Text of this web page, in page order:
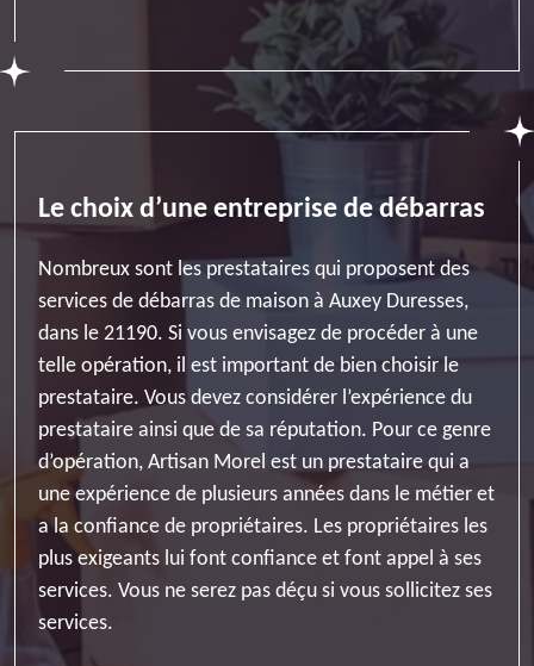
Le choix d’une entreprise de débarras
Nombreux sont les prestataires qui proposent des
services de débarras de maison à Auxey Duresses,
dans le 21190. Si vous envisagez de procéder à une
telle opération, il est important de bien choisir le
prestataire. Vous devez considérer l’expérience du
prestataire ainsi que de sa réputation. Pour ce genre
d’opération, Artisan Morel est un prestataire qui a
une expérience de plusieurs années dans le métier et
a la confiance de propriétaires. Les propriétaires les
plus exigeants lui font confiance et font appel à ses
services. Vous ne serez pas déçu si vous sollicitez ses
services.